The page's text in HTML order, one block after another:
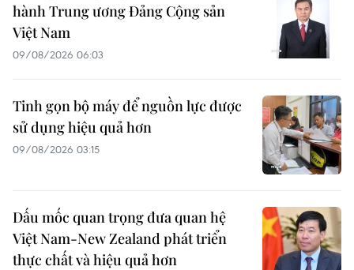
hành Trung ương Đảng Cộng sản
Việt Nam
09/08/2026 06:03
Tinh gọn bộ máy để nguồn lực được
sử dụng hiệu quả hơn
09/08/2026 03:15
Dấu mốc quan trọng đưa quan hệ
Việt Nam-New Zealand phát triển
thực chất và hiệu quả hơn